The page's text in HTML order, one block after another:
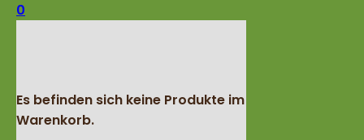
0
Es befinden sich keine Produkte im
Warenkorb.